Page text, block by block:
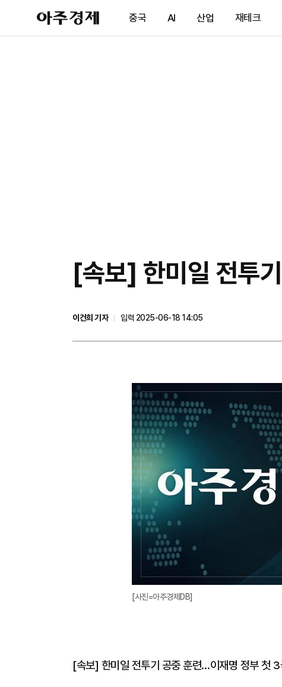
아
주
제
중국 AI 산업 재테크
[속보] 한미일 전투
이건희 기자
입력 2025-06-18 14:05
[사진=아주경제DB]
[속보] 한미일 전투기 공중 훈련…이재명 정부 첫 3